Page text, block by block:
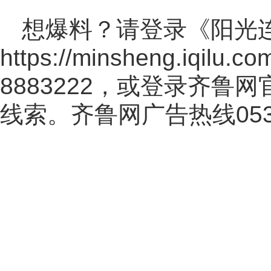
想爆料？请登录《阳光
https://
8883222，或登录齐鲁网
线索。齐鲁网广告热线